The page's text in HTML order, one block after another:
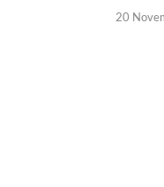
20